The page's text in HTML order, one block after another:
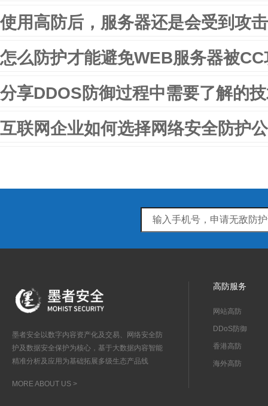
使用高防后，服务器还是会受到攻
怎么防护才能避免WEB服务器被
分享DDOS防御过程中需要了解的
互联网企业如何选择网络安全防护
墨者安全以数字内容资产化及交易、网络安全防
护及数据安全保护为核心，基于大数据内容智能
精准分析及应用为基础拓展多级生态产品线
MORE ABOUT US >
高防服务
网站高防
DDoS防御
香港高防
海外高防